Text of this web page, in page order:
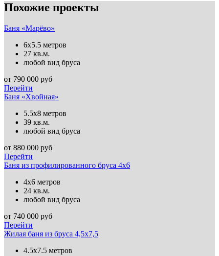
Похожие проекты
Баня «Марёво»
6х5.5 метров
27 кв.м.
любой вид бруса
от 790 000 руб
Перейти
Баня «Хвойная»
5.5х8 метров
39 кв.м.
любой вид бруса
от 880 000 руб
Перейти
Баня из профилированного бруса 4х6
4х6 метров
24 кв.м.
любой вид бруса
от 740 000 руб
Перейти
Жилая баня из бруса 4,5х7,5
4.5х7.5 метров